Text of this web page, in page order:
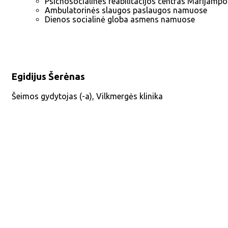
Ambulatorinės slaugos paslaugos namuose
Dienos socialinė globa asmens namuose
Egidijus Šerėnas
Šeimos gydytojas (-a), Vilkmergės klinika